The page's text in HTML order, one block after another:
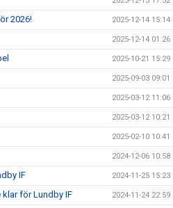
2026! 2025-12-14 15:14
2025-12-14 01:26
2025-10-21 15:29
2025-09-03 09:01
2025-03-12 11:06
2025-03-12 10:21
2025-02-10 10:41
2024-12-06 10:58
IF 2024-11-25 15:23
för Lundby IF 2024-11-24 22:59